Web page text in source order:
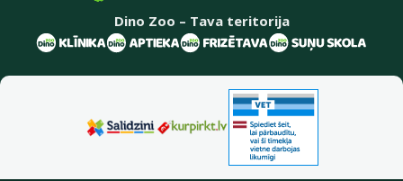
Dino Zoo – Tava teritorija